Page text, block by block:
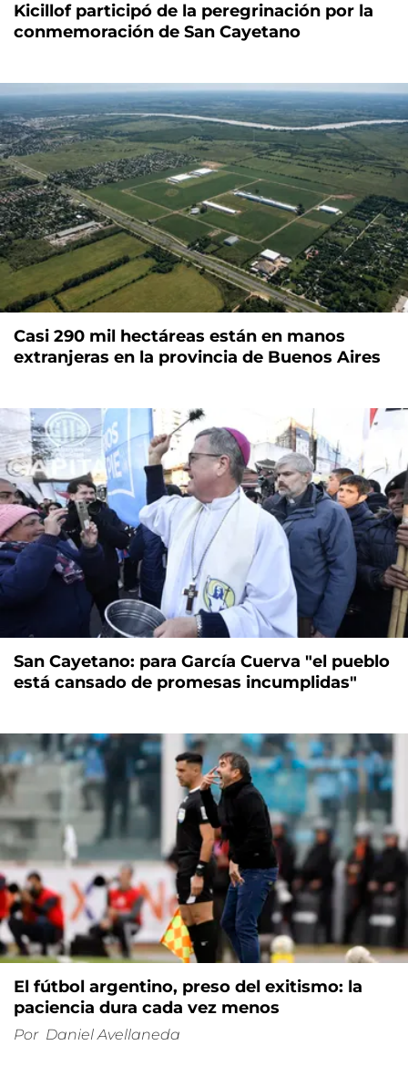
Kicillof participó de la peregrinación por la
conmemoración de San Cayetano
Casi 290 mil hectáreas están en manos
extranjeras en la provincia de Buenos Aires
San Cayetano: para García Cuerva "el pueblo
está cansado de promesas incumplidas"
El fútbol argentino, preso del exitismo: la
paciencia dura cada vez menos
Por Daniel Avellaneda